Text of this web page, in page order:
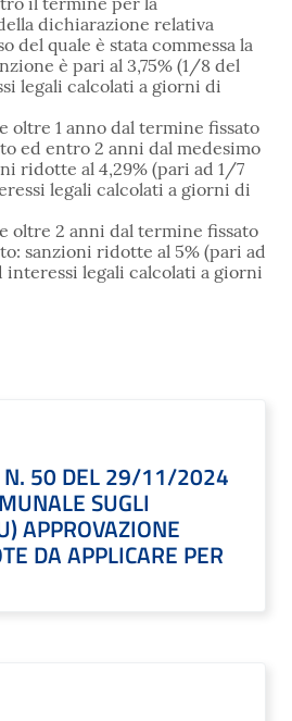
dichiarazione relativa
del quale è stata commessa la
è pari al 3,75% (1/8 del
legali calcolati a giorni di
oltre 1 anno dal termine fissato
ed entro 2 anni dal medesimo
ridotte al 4,29% (pari ad 1/7
legali calcolati a giorni di
oltre 2 anni dal termine fissato
sanzioni ridotte al 5% (pari ad
interessi legali calcolati a giorni
N. 50 DEL 29/11/2024
SUGLI
APPROVAZIONE
DA APPLICARE PER